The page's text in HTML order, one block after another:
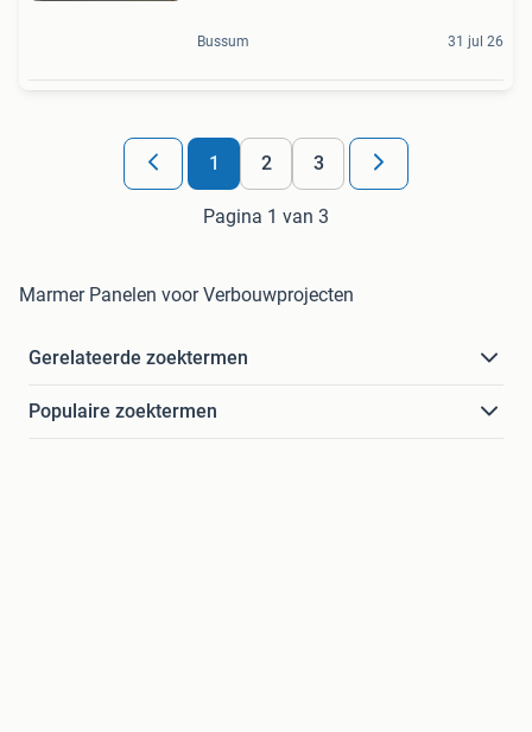
Bussum 31 jul 26
1 2 3
Pagina 1 van 3
Marmer Panelen voor Verbouwprojecten
Gerelateerde zoektermen
Populaire zoektermen